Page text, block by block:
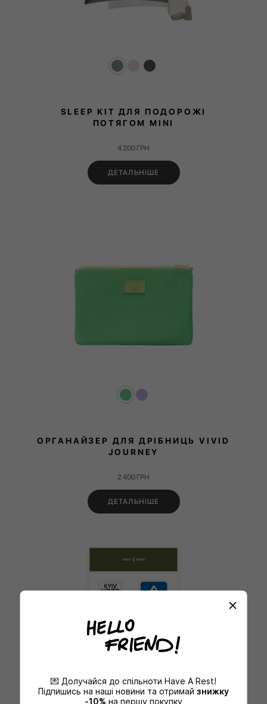
SLEEP KIT ДЛЯ ПОДОРОЖІ
ПОТЯГОМ MINI
4 200 ГРН
ДЕТАЛЬНІШЕ
ОРГАНАЙЗЕР ДЛЯ ДРІБНИЦЬ VIVID
JOURNEY
2 400 ГРН
ДЕТАЛЬНІШЕ
💌 Долучайся до спільноти Have A Rest!
Підпишись на наші новини та отримай знижку
-10% на першу покупку